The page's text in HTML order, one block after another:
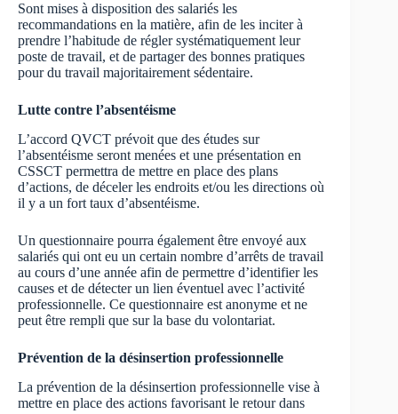
Sont mises à disposition des salariés les
recommandations en la matière, afin de les inciter à
prendre l’habitude de régler systématiquement leur
poste de travail, et de partager des bonnes pratiques
pour du travail majoritairement sédentaire.
Lutte contre l’absentéisme
L’accord QVCT prévoit que des études sur
l’absentéisme seront menées et une présentation en
CSSCT permettra de mettre en place des plans
d’actions, de déceler les endroits et/ou les directions où
il y a un fort taux d’absentéisme.
Un questionnaire pourra également être envoyé aux
salariés qui ont eu un certain nombre d’arrêts de travail
au cours d’une année afin de permettre d’identifier les
causes et de détecter un lien éventuel avec l’activité
professionnelle. Ce questionnaire est anonyme et ne
peut être rempli que sur la base du volontariat.
Prévention de la désinsertion professionnelle
La prévention de la désinsertion professionnelle vise à
mettre en place des actions favorisant le retour dans